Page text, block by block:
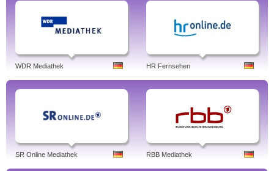
WDR Mediathek HR Fernsehen
SR Online Mediathek RBB Mediathek